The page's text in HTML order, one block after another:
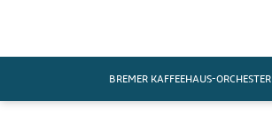
BREMER KAFFEEHAUS-ORCHESTER